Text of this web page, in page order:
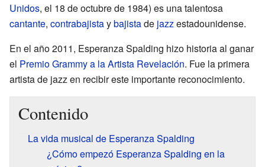
Unidos, el 18 de octubre de 1984) es una talentosa
cantante, contrabajistaybajistade jazzestadounidense.
En el año 2011, Esperanza Spalding hizo historia al ganar
el Premio Grammy a la Artista Revelación. Fue la primera
artista de jazz en recibir este importante reconocimiento.
Contenido
La vida musical de Esperanza Spalding
¿Cómo empezó Esperanza Spalding en la